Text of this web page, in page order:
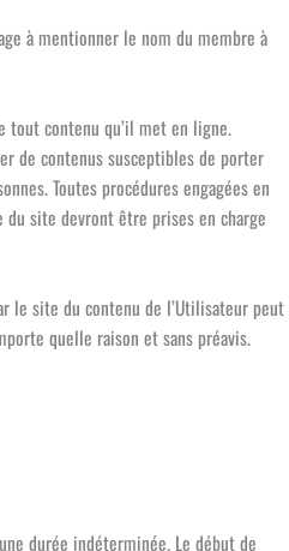
à mentionner le nom du membre à
tout contenu qu’il met en ligne.
de contenus susceptibles de porter
Toutes procédures engagées en
site devront être prises en charge
le site du contenu de l’Utilisateur peut
quelle raison et sans préavis.
durée indéterminée. Le début de